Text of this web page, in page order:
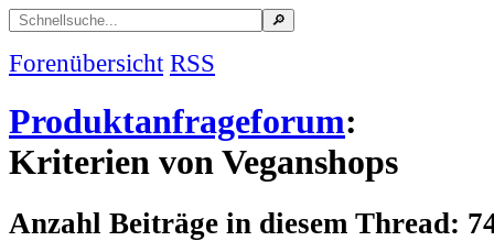
Forenübersicht RSS
Produktanfrageforum:
Kriterien von Veganshops
Anzahl Beiträge in diesem Thread: